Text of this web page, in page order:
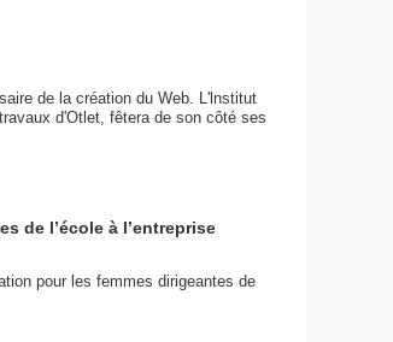
de la création du Web. L'lnstitut
d'Otlet, fêtera de son côté ses
de l’école à l’entreprise
pour les femmes dirigeantes de